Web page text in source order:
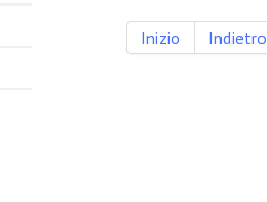
Inizio Indietro